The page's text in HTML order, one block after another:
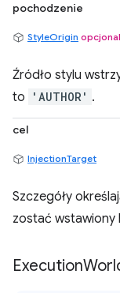
pochodzenie
StyleOrigin
Źródło stylu
to
'AUTHOR' .
cel
InjectionTarget
Szczegóły
zostać wstawiony
Execution